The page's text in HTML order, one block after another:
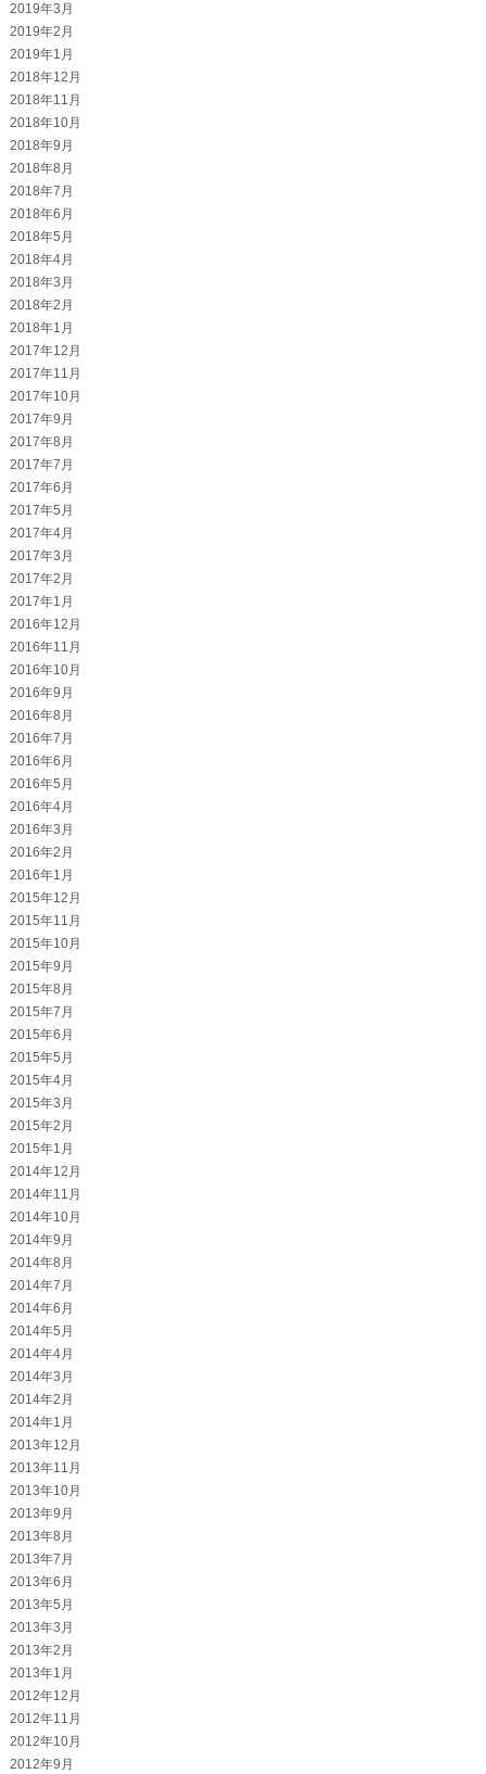
2019年3月
2019年2月
2019年1月
2018年12月
2018年11月
2018年10月
2018年9月
2018年8月
2018年7月
2018年6月
2018年5月
2018年4月
2018年3月
2018年2月
2018年1月
2017年12月
2017年11月
2017年10月
2017年9月
2017年8月
2017年7月
2017年6月
2017年5月
2017年4月
2017年3月
2017年2月
2017年1月
2016年12月
2016年11月
2016年10月
2016年9月
2016年8月
2016年7月
2016年6月
2016年5月
2016年4月
2016年3月
2016年2月
2016年1月
2015年12月
2015年11月
2015年10月
2015年9月
2015年8月
2015年7月
2015年6月
2015年5月
2015年4月
2015年3月
2015年2月
2015年1月
2014年12月
2014年11月
2014年10月
2014年9月
2014年8月
2014年7月
2014年6月
2014年5月
2014年4月
2014年3月
2014年2月
2014年1月
2013年12月
2013年11月
2013年10月
2013年9月
2013年8月
2013年7月
2013年6月
2013年5月
2013年3月
2013年2月
2013年1月
2012年12月
2012年11月
2012年10月
2012年9月